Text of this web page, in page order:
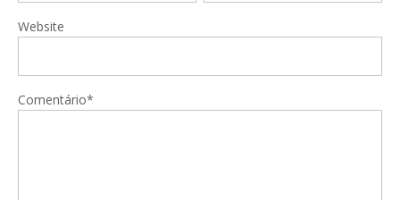
Website
Comentário*